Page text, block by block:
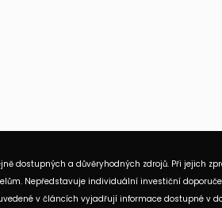
dostupných a důvěryhodných zdrojů. Při jejich
Nepředstavuje individuální investiční
v článcích vyjadřují informace dostupné v